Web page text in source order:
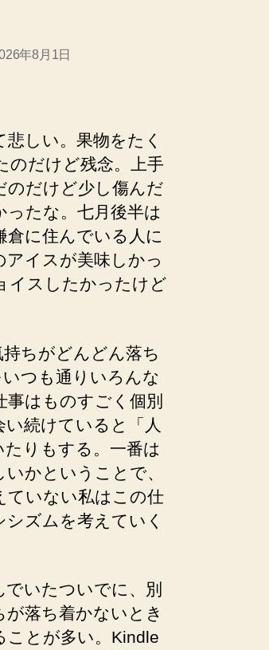
年8月1日
しい。果物をたく
のだけど残念。上手
のだけど少し傷んだ
たな。七月後半は
に住んでいる人に
イスが美味しかっ
イスしたかったけど
ちがどんどん落ち
つも通りいろんな
はものすごく個別
続けていると「人
りもする。一番は
かということで、
ていない私はこの仕
ズムを考えていく
いたついでに、別
落ち着かないとき
ことが多い。Kindle